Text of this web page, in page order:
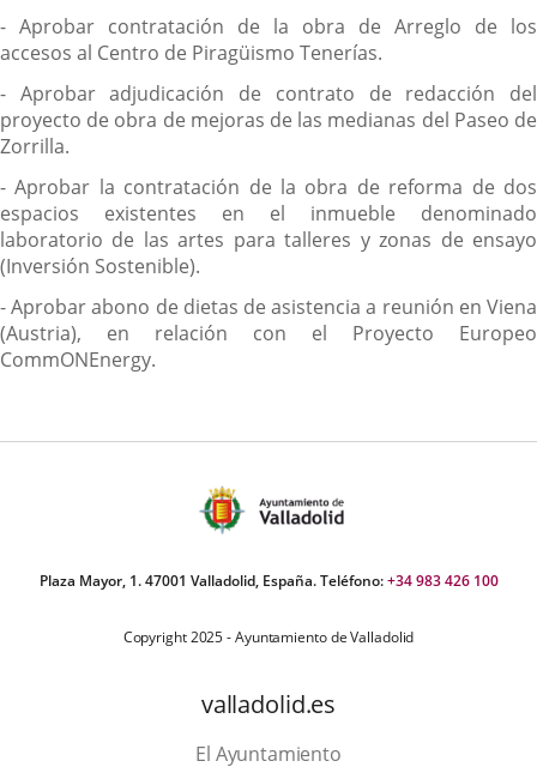
- Aprobar contratación de la obra de Arreglo de los
accesos al Centro de Piragüismo Tenerías.
- Aprobar adjudicación de contrato de redacción del
proyecto de obra de mejoras de las medianas del Paseo de
Zorrilla.
- Aprobar la contratación de la obra de reforma de dos
espacios existentes en el inmueble denominado
laboratorio de las artes para talleres y zonas de ensayo
(Inversión Sostenible).
- Aprobar abono de dietas de asistencia a reunión en Viena
(Austria), en relación con el Proyecto Europeo
CommONEnergy.
Plaza Mayor, 1. 47001 Valladolid, España. Teléfono:+34 983 426 100
Copyright 2025 - Ayuntamiento de Valladolid
valladolid.es
El Ayuntamiento